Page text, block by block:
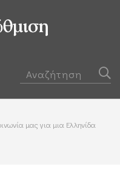
μας για μια Ελληνίδα